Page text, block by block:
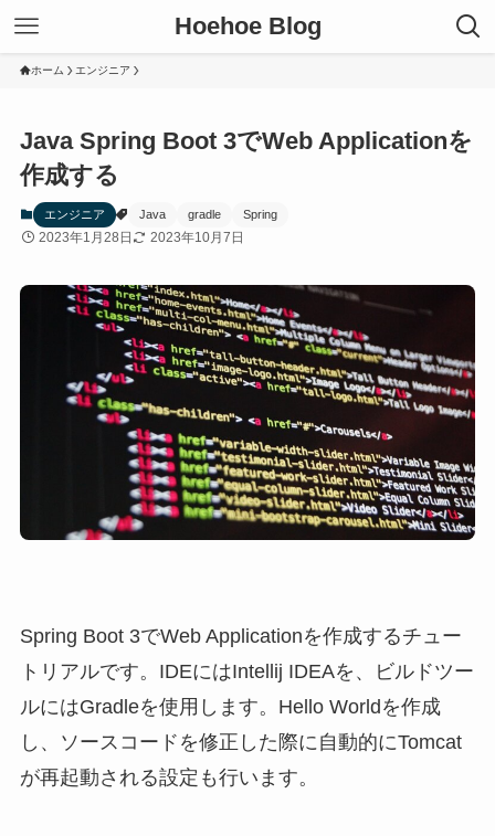
Hoehoe Blog
ホーム エンジニア
Java Spring Boot 3でWeb Applicationを
作成する
エンジニア Java gradle Spring
2023年1月28日 2023年10月7日
Spring Boot 3でWeb Applicationを作成するチュー
トリアルです。IDEにはIntellij IDEAを、ビルドツー
ルにはGradleを使用します。Hello Worldを作成
し、ソースコードを修正した際に自動的にTomcat
が再起動される設定も行います。